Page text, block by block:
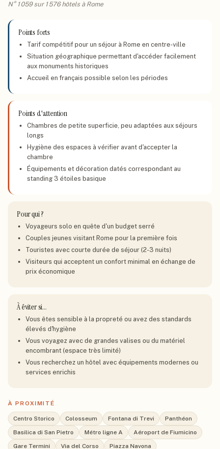
N° 1 059 sur 1 576 hôtels à Rome
Points forts
Tarif compétitif pour un séjour à Rome en centre-ville
Situation géographique permettant d'accéder facilement
aux monuments historiques
Accueil en français possible selon les périodes
Points d'attention
Chambres de petite superficie, peu adaptées aux séjours
longs
Hygiène des espaces à vérifier avant d'accepter la
chambre
Équipements et décoration datés correspondant au
standing 3 étoiles basique
Pour qui ?
Voyageurs solo en quête d'un budget serré
Couples jeunes visitant Rome pour la première fois
Touristes avec courte durée de séjour (2-3 nuits)
Visiteurs qui acceptent un confort minimal en échange de
prix économique
À éviter si…
Vous êtes sensible à la propreté ou avez des standards
élevés d'hygiène
Vous voyagez avec de grandes valises ou du matériel
encombrant (espace très limité)
Vous recherchez un hôtel avec équipements modernes ou
services enrichis
À PROXIMITÉ
Centro Storico Colosseum Fontana di Trevi
Panthéon
Basilica di San Pietro
Métro ligne A
Aéroport de Fiumicino
Gare Termini
Via del Corso Piazza Navona